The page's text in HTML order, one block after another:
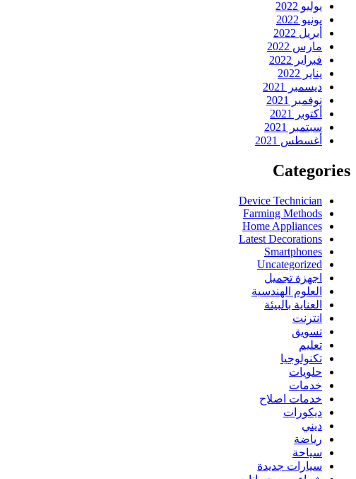
يوليو 2022
يونيو 2022
أبريل 2022
مارس 2022
فبراير 2022
يناير 2022
ديسمبر 2021
نوفمبر 2021
أكتوبر 2021
سبتمبر 2021
أغسطس 2021
Categories
Device Technician
Farming Methods
Home Appliances
Latest Decorations
Smartphones
Uncategorized
اجهزة تجميل
العلوم الهندسية
العناية بالبيئة
انترنت
تسويق
تعليم
تكنولوجيا
حلويات
خدمات
خدمات اصلاح
ديكورات
ديني
رياضة
سياحة
سيارات جديدة